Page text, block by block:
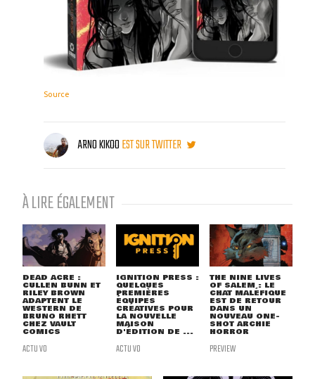
Source
ARNO KIKOOEST SUR TWITTER
À LIRE ÉGALEMENT
DEAD ACRE :
CULLEN BUNN ET
RILEY BROWN
ADAPTENT LE
WESTERN DE
BRUNO RHETT
CHEZ VAULT
COMICS
ACTU VO
IGNITION PRESS :
QUELQUES
PREMIÈRES
ÉQUIPES
CRÉATIVES POUR
LA NOUVELLE
MAISON
D'ÉDITION DE ...
ACTU VO
THE NINE LIVES
OF SALEM : LE
CHAT MALÉFIQUE
EST DE RETOUR
DANS UN
NOUVEAU ONE-
SHOT ARCHIE
HORROR
PREVIEW